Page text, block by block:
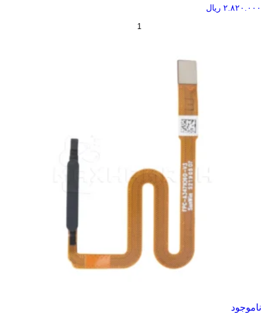
ریال
+